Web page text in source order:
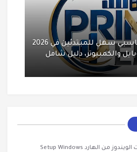
أفضل برنامج محاسبي سهل للمبتدئين في 2026
تثبيت الويندوز من الهارد Setup Windows